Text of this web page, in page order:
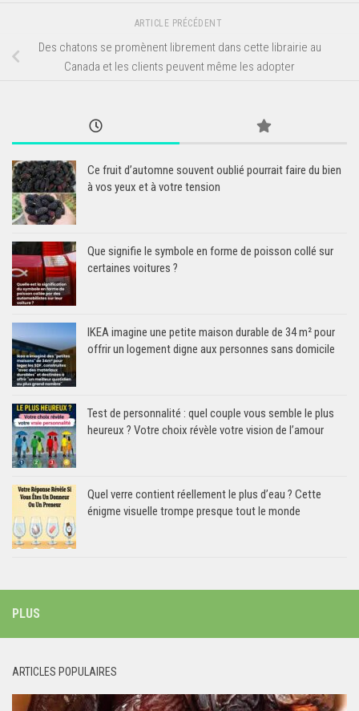
ARTICLE PRÉCÉDENT
Des chatons se promènent librement dans cette librairie au
Canada et les clients peuvent même les adopter
Ce fruit d’automne souvent oublié pourrait faire du bien
à vos yeux et à votre tension
Que signifie le symbole en forme de poisson collé sur
certaines voitures ?
IKEA imagine une petite maison durable de 34 m² pour
offrir un logement digne aux personnes sans domicile
Test de personnalité : quel couple vous semble le plus
heureux ? Votre choix révèle votre vision de l’amour
Quel verre contient réellement le plus d’eau ? Cette
énigme visuelle trompe presque tout le monde
PLUS
ARTICLES POPULAIRES